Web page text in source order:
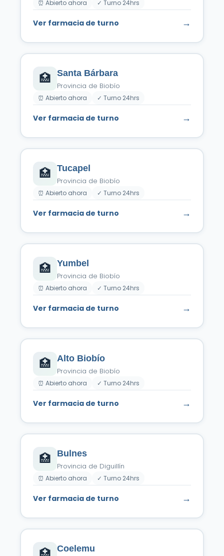
⏰ Abierto ahora ✓ Turno 24hrs
Ver farmacia de turno →
🏥 Santa Bárbara
Provincia de Biobío
⏰ Abierto ahora ✓ Turno 24hrs
Ver farmacia de turno →
🏥 Tucapel
Provincia de Biobío
⏰ Abierto ahora ✓ Turno 24hrs
Ver farmacia de turno →
🏥 Yumbel
Provincia de Biobío
⏰ Abierto ahora ✓ Turno 24hrs
Ver farmacia de turno →
🏥 Alto Biobío
Provincia de Biobío
⏰ Abierto ahora ✓ Turno 24hrs
Ver farmacia de turno →
🏥 Bulnes
Provincia de Diguillín
⏰ Abierto ahora ✓ Turno 24hrs
Ver farmacia de turno →
Coelemu